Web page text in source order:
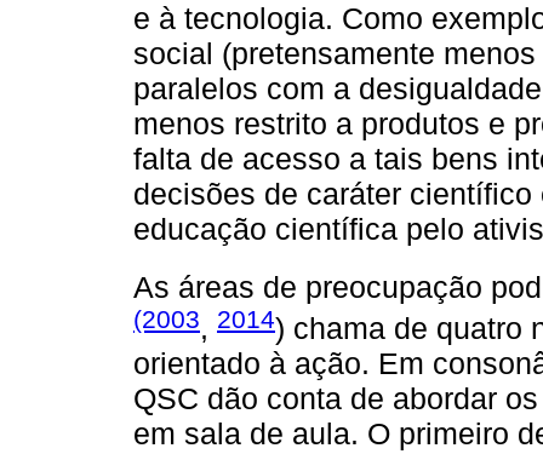
e à tecnologia. Como
social (pretensamente
paralelos com a
menos restrito a produtos e
falta de acesso a tais bens
decisões de caráter
educação científica pelo
As áreas de preocupação
(2003, 2014) chama de quatro
orientado à ação. Em
QSC dão conta de abordar
em sala de aula. O primeiro